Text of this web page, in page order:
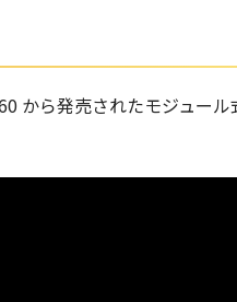
から発売されたモジュール